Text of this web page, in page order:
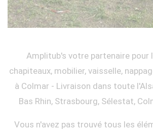
Amplitub's votre partenaire pour
chapiteaux, mobilier, vaisselle,
à Colmar - Livraison dans toute
Bas Rhin, Strasbourg, Sélestat,
Vous n'avez pas trouvé tous les